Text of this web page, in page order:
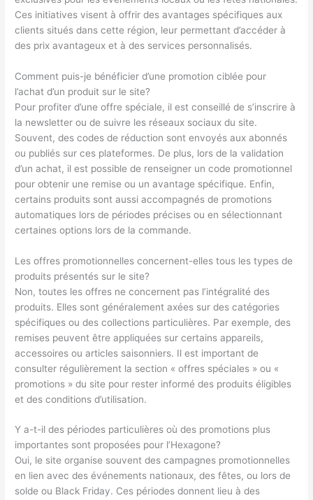
Ces initiatives visent à offrir des avantages spécifiques aux
clients situés dans cette région, leur permettant d’accéder à
des prix avantageux et à des services personnalisés.
Comment puis-je bénéficier d’une promotion ciblée pour
l’achat d’un produit sur le site?
Pour profiter d’une offre spéciale, il est conseillé de s’inscrire à
la newsletter ou de suivre les réseaux sociaux du site.
Souvent, des codes de réduction sont envoyés aux abonnés
ou publiés sur ces plateformes. De plus, lors de la validation
d’un achat, il est possible de renseigner un code promotionnel
pour obtenir une remise ou un avantage spécifique. Enfin,
certains produits sont aussi accompagnés de promotions
automatiques lors de périodes précises ou en sélectionnant
certaines options lors de la commande.
Les offres promotionnelles concernent-elles tous les types de
produits présentés sur le site?
Non, toutes les offres ne concernent pas l’intégralité des
produits. Elles sont généralement axées sur des catégories
spécifiques ou des collections particulières. Par exemple, des
remises peuvent être appliquées sur certains appareils,
accessoires ou articles saisonniers. Il est important de
consulter régulièrement la section « offres spéciales » ou «
promotions » du site pour rester informé des produits éligibles
et des conditions d’utilisation.
Y a-t-il des périodes particulières où des promotions plus
importantes sont proposées pour l’Hexagone?
Oui, le site organise souvent des campagnes promotionnelles
en lien avec des événements nationaux, des fêtes, ou lors de
solde ou Black Friday. Ces périodes donnent lieu à des